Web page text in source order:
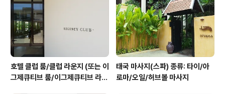
호텔 클럽 룸/클럽 라운지 (또는 이
그제큐티브 룸/이그제큐티브 라운
태국 마사지(스파) 종류: 타이/아
로마/오일/허브볼 마사지